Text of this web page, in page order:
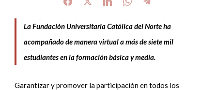
La Fundación Universitaria Católica del Norte ha
acompañado de manera virtual a más de siete mil
estudiantes en la formación básica y media.
Garantizar y promover la participación en todos los